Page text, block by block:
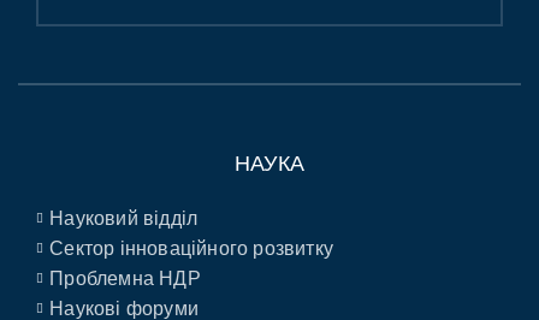
НАУКА
Науковий відділ
Сектор інноваційного розвитку
Проблемна НДР
Наукові форуми